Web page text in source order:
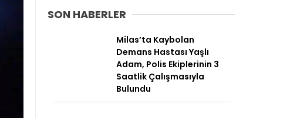
SON HABERLER
Milas’ta Kaybolan
Demans Hastası Yaşlı
Adam, Polis Ekiplerinin 3
Saatlik Çalışmasıyla
Bulundu